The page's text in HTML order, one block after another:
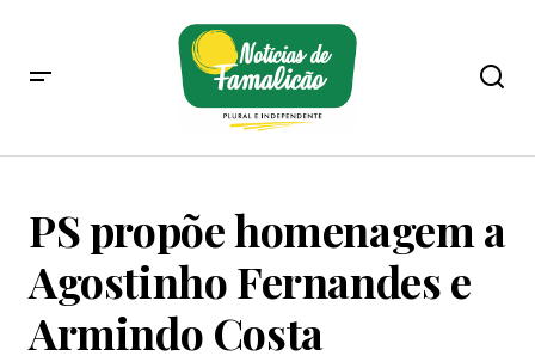
PS propõe homenagem a
Agostinho Fernandes e
Armindo Costa